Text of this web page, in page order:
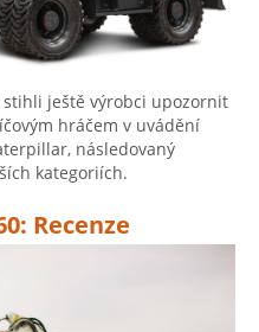
stihli ještě výrobci upozornit
hráčem v uvádění
následovaný
kategoriích.
Recenze